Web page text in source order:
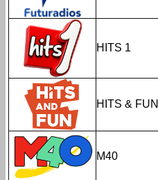
HITS 1
HITS & FUN
M40